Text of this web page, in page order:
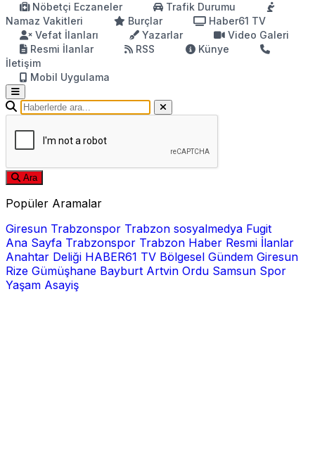
Nöbetçi Eczaneler
Trafik Durumu
Namaz Vakitleri
Burçlar
Haber61 TV
Vefat İlanları
Yazarlar
Video Galeri
Resmi İlanlar
RSS
Künye
İletişim
Mobil Uygulama
Ara
Popüler Aramalar
Giresun Trabzonspor Trabzon sosyalmedya Fugit
Ana Sayfa Trabzonspor Trabzon Haber Resmi İlanlar
Anahtar Deliği HABER61 TV Bölgesel Gündem Giresun
Rize Gümüşhane Bayburt Artvin Ordu Samsun Spor
Yaşam Asayiş